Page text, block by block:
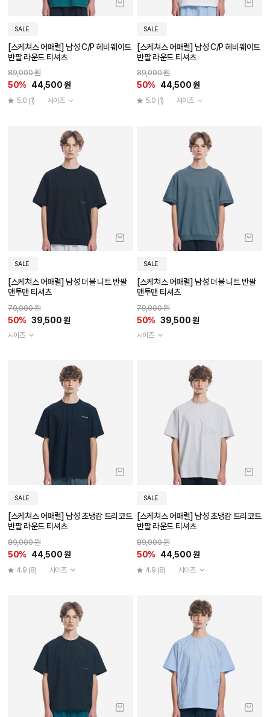
SALE
[스케쳐스 어패럴] 남성 C/P 헤비웨이트
반팔 라운드 티셔츠
89,000 원
50% 44,500 원
5.0 (1) 사이즈
SALE
[스케쳐스 어패럴] 남성 C/P 헤비웨이트
반팔 라운드 티셔츠
89,000 원
50% 44,500 원
5.0 (1) 사이즈
SALE
[스케쳐스 어패럴] 남성 더블 니트 반팔
맨투맨 티셔츠
79,000 원
50% 39,500 원
사이즈
SALE
[스케쳐스 어패럴] 남성 더블 니트 반팔
맨투맨 티셔츠
79,000 원
50% 39,500 원
사이즈
SALE
[스케쳐스 어패럴] 남성 초냉감 트리코트
반팔 라운드 티셔츠
89,000 원
50% 44,500 원
4.9 (8) 사이즈
SALE
[스케쳐스 어패럴] 남성 초냉감 트리코트
반팔 라운드 티셔츠
89,000 원
50% 44,500 원
4.9 (8) 사이즈